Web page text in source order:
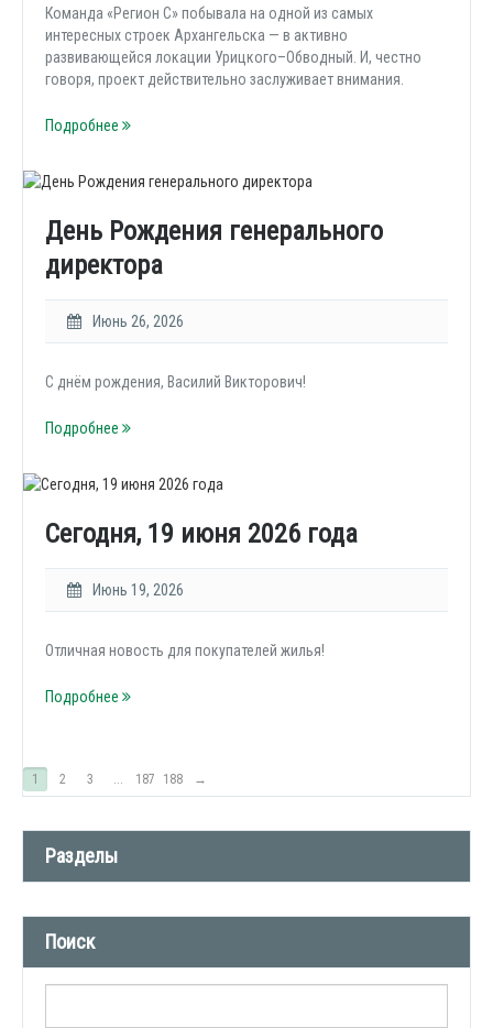
Команда «Регион С» побывала на одной из самых
интересных строек Архангельска — в активно
развивающейся локации Урицкого–Обводный. И, честно
говоря, проект действительно заслуживает внимания.
Подробнее
День Рождения генерального
директора
Июнь 26, 2026
С днём рождения, Василий Викторович!
Подробнее
Сегодня, 19 июня 2026 года
Июнь 19, 2026
Отличная новость для покупателей жилья!
Подробнее
1 2 3 ... 187 188 →
Разделы
Новости компании (509)
СМИ о нас (1)
Поиск